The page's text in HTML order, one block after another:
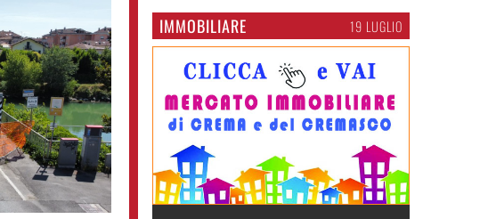
IMMOBILIARE 19 LUGLIO